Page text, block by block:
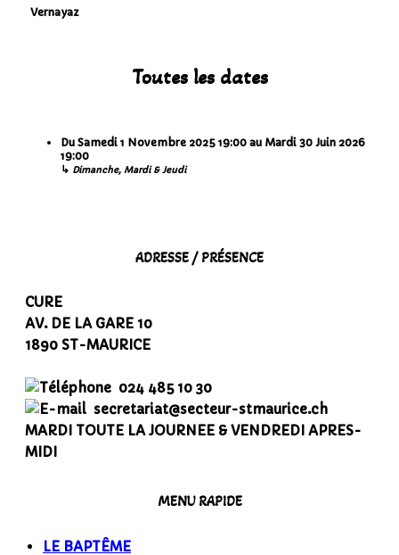
Vernayaz
Toutes les dates
Du Samedi 1 Novembre 2025 19:00 au Mardi 30 Juin 2026
19:00
↳ Dimanche, Mardi & Jeudi
ADRESSE / PRÉSENCE
CURE
AV. DE LA GARE 10
1890 ST-MAURICE
024 485 10 30
secretariat@secteur-stmaurice.ch
MARDI TOUTE LA JOURNEE & VENDREDI APRES-
MIDI
MENU RAPIDE
LE BAPTÊME